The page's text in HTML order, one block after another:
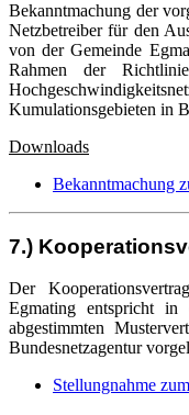
Bekanntmachung der
Netzbetreiber für den
von der Gemeinde
Rahmen der
Kumulationsgebieten in
Downloads
Bekanntmachung
7.)
Der
Egmating entspricht in
abgestimmten
Bundesnetzagentur
Stellungnahme